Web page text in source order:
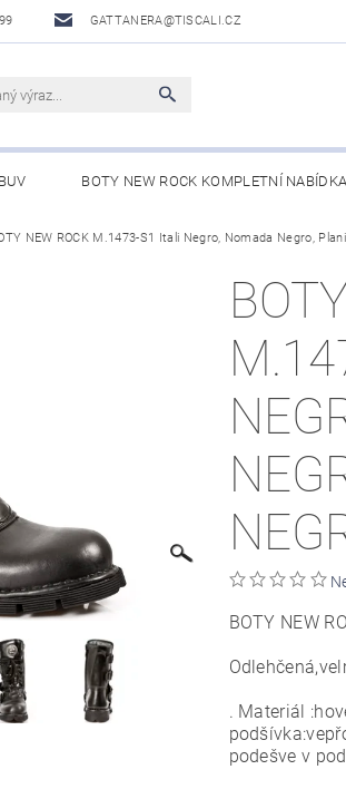
GATTANERA@TISCALI.CZ
BOTY NEW ROCK KOMPLETNÍ NABÍDKA
BELTS /WESTERNOVÉ OPASKY/ BOTY
NEW ROCK M.1473-S1 Itali Negro, Nomada Negro,
BOTY NEW
. Materiál
podešve v